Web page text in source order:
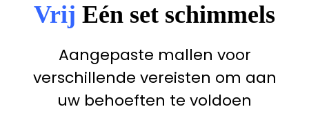
Vrij Eén set schimmels
Aangepaste mallen voor
verschillende vereisten om aan
uw behoeften te voldoen